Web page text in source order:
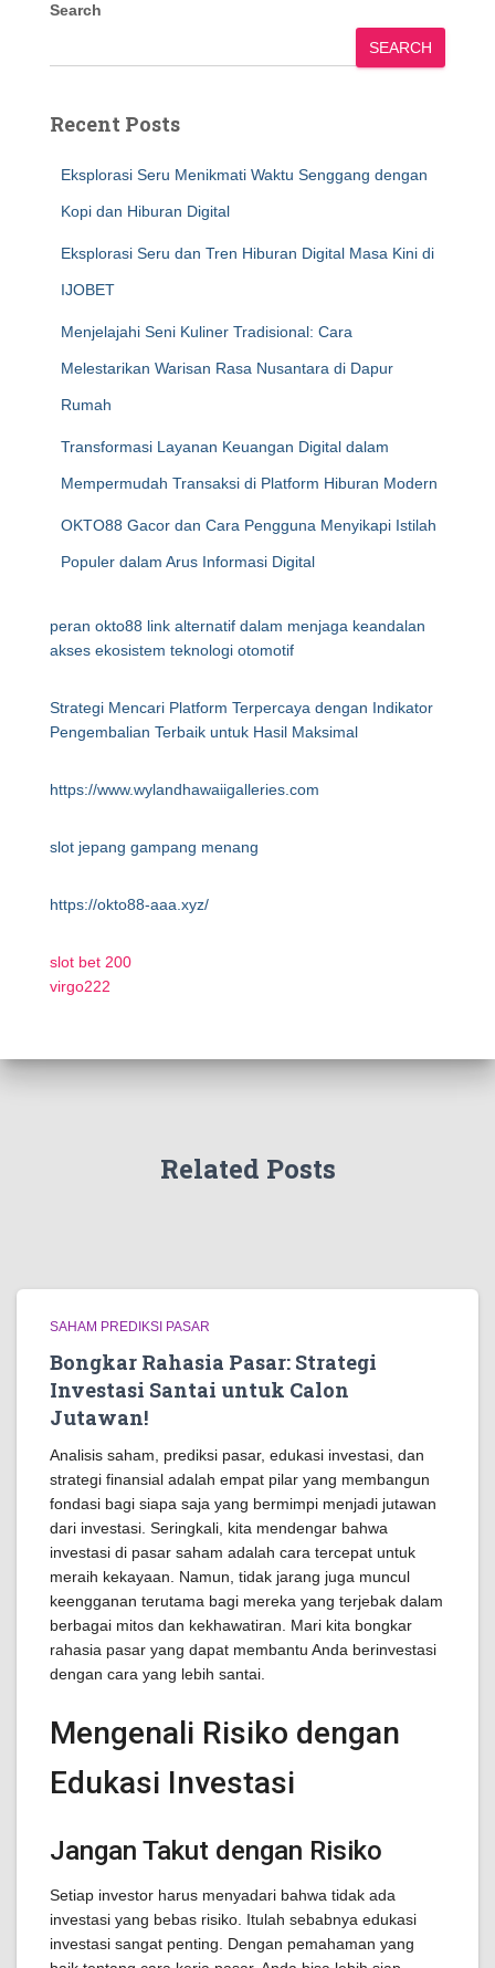
Search
SEARCH
Recent Posts
Eksplorasi Seru Menikmati Waktu Senggang dengan
Kopi dan Hiburan Digital
Eksplorasi Seru dan Tren Hiburan Digital Masa Kini di
IJOBET
Menjelajahi Seni Kuliner Tradisional: Cara
Melestarikan Warisan Rasa Nusantara di Dapur
Rumah
Transformasi Layanan Keuangan Digital dalam
Mempermudah Transaksi di Platform Hiburan Modern
OKTO88 Gacor dan Cara Pengguna Menyikapi Istilah
Populer dalam Arus Informasi Digital
peran okto88 link alternatif dalam menjaga keandalan
akses ekosistem teknologi otomotif
Strategi Mencari Platform Terpercaya dengan Indikator
Pengembalian Terbaik untuk Hasil Maksimal
https://www.wylandhawaiigalleries.com
slot jepang gampang menang
https://okto88-aaa.xyz/
slot bet 200
virgo222
Related Posts
SAHAM PREDIKSI PASAR
Bongkar Rahasia Pasar: Strategi
Investasi Santai untuk Calon
Jutawan!
Analisis saham, prediksi pasar, edukasi investasi, dan
strategi finansial adalah empat pilar yang membangun
fondasi bagi siapa saja yang bermimpi menjadi jutawan
dari investasi. Seringkali, kita mendengar bahwa
investasi di pasar saham adalah cara tercepat untuk
meraih kekayaan. Namun, tidak jarang juga muncul
keengganan terutama bagi mereka yang terjebak dalam
berbagai mitos dan kekhawatiran. Mari kita bongkar
rahasia pasar yang dapat membantu Anda berinvestasi
dengan cara yang lebih santai.
Mengenali Risiko dengan
Edukasi Investasi
Jangan Takut dengan Risiko
Setiap investor harus menyadari bahwa tidak ada
investasi yang bebas risiko. Itulah sebabnya edukasi
investasi sangat penting. Dengan pemahaman yang